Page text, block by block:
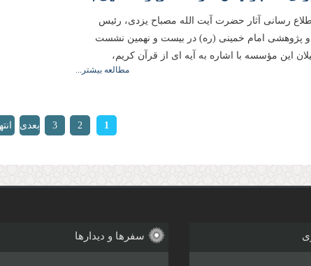
رسانی آثار حضرت آیت الله مصباح یزدی، رئیس
امام خمینی (ره) در بیست و نهمین نشست
این مؤسسه با اشاره به آیه ای از قرآن کریم،
مطالعه بیشتر...
1
2
3
بعدی
سفرها و دیدارها